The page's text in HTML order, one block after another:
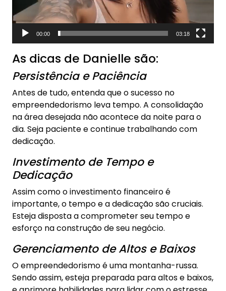
00:00 03:18
As dicas de Danielle são:
Persistência e Paciência
Antes de tudo, entenda que o sucesso no
empreendedorismo leva tempo. A consolidação
na área desejada não acontece da noite para o
dia. Seja paciente e continue trabalhando com
dedicação.
Investimento de Tempo e
Dedicação
Assim como o investimento financeiro é
importante, o tempo e a dedicação são cruciais.
Esteja disposta a comprometer seu tempo e
esforço na construção de seu negócio.
Gerenciamento de Altos e Baixos
O empreendedorismo é uma montanha-russa.
Sendo assim, esteja preparada para altos e baixos,